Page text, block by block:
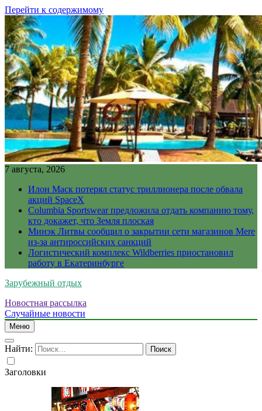
Перейти к содержимому
7 августа, 2026
Илон Маск потерял статус триллионера после обвала
акций SpaceX
Columbia Sportswear предложила отдать компанию тому,
кто докажет, что Земля плоская
Минэк Литвы сообщил о закрытии сети магазинов Mere
из-за антироссийских санкций
Логистический комплекс Wildberries приостановил
работу в Екатеринбурге
Зарубежный отдых
Новостная рассылка
Случайные новости
Меню
Найти:
Заголовки